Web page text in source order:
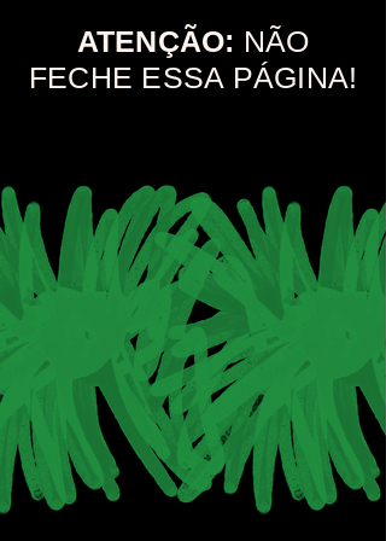
ATENÇÃO: NÃO
FECHE ESSA PÁGINA!